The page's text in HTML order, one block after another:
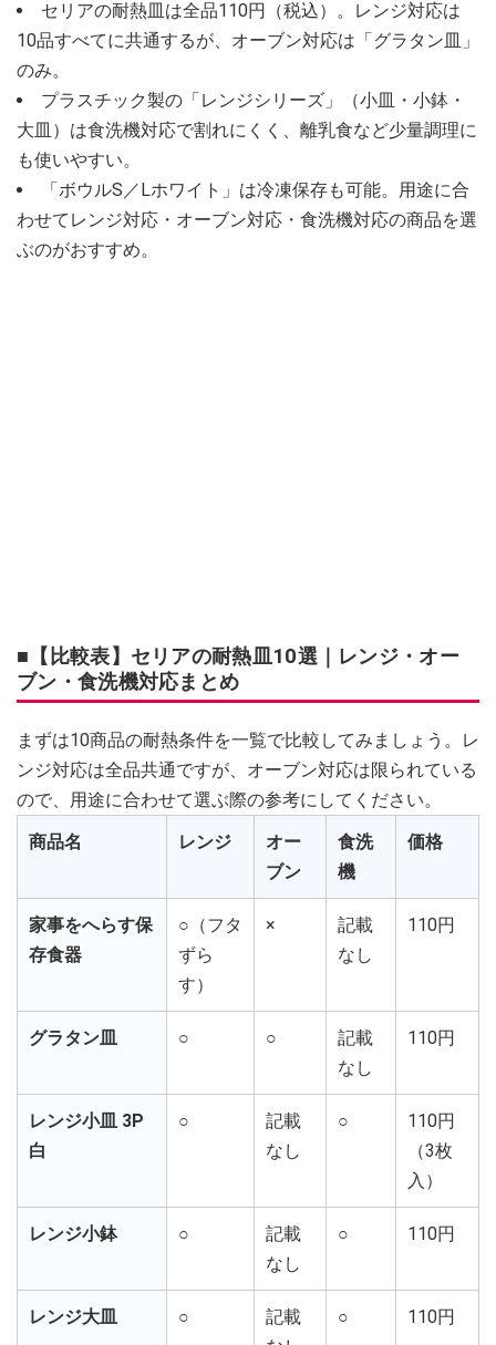
セリアの耐熱皿は全品110円（税込）。レンジ対応は
10品すべてに共通するが、オーブン対応は「グラタン皿」
のみ。
プラスチック製の「レンジシリーズ」（小皿・小鉢・
大皿）は食洗機対応で割れにくく、離乳食など少量調理に
も使いやすい。
「ボウルS／Lホワイト」は冷凍保存も可能。用途に合
わせてレンジ対応・オーブン対応・食洗機対応の商品を選
ぶのがおすすめ。
■【比較表】セリアの耐熱皿10選｜レンジ・オー
ブン・食洗機対応まとめ
まずは10商品の耐熱条件を一覧で比較してみましょう。レ
ンジ対応は全品共通ですが、オーブン対応は限られている
ので、用途に合わせて選ぶ際の参考にしてください。
商品名
レンジ
オー
ブン
食洗
機
価格
家事をへらす保
存食器
○（フタ
ずら
す）
×
記載
なし
110円
グラタン皿 ○ ○
記載
なし
110円
レンジ小皿 3P
白
○
記載
なし
○
110円
（3枚
入）
レンジ小鉢 ○
記載
なし
○ 110円
レンジ大皿 ○
記載
○ 110円